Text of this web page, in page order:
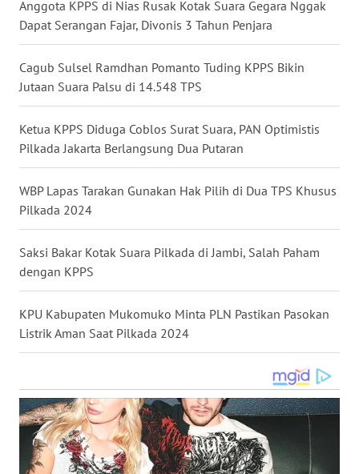
Anggota KPPS di Nias Rusak Kotak Suara Gegara Nggak
Dapat Serangan Fajar, Divonis 3 Tahun Penjara
Cagub Sulsel Ramdhan Pomanto Tuding KPPS Bikin
Jutaan Suara Palsu di 14.548 TPS
Ketua KPPS Diduga Coblos Surat Suara, PAN Optimistis
Pilkada Jakarta Berlangsung Dua Putaran
WBP Lapas Tarakan Gunakan Hak Pilih di Dua TPS Khusus
Pilkada 2024
Saksi Bakar Kotak Suara Pilkada di Jambi, Salah Paham
dengan KPPS
KPU Kabupaten Mukomuko Minta PLN Pastikan Pasokan
Listrik Aman Saat Pilkada 2024
WN
NUSANTARA
WN
JOGJA
WN
JATIM
WN
BALI
WN
KALBAR
WN
KALTENG
KALTARA
WN
KALSEL